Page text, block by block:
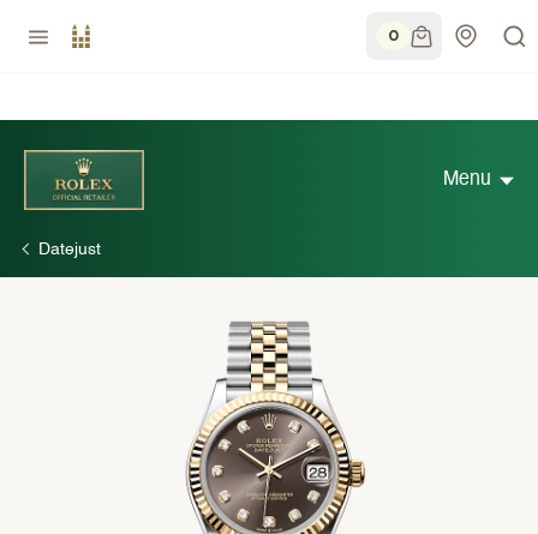
0
Menu
Nouveaux modèles 2026
Accessoires Rolex
Savoir-faire horloger
Datejust